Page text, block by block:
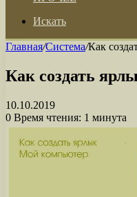
Искать
Главная/Система/Как
Как создать
10.10.2019
0 Время чтения: 1 минута